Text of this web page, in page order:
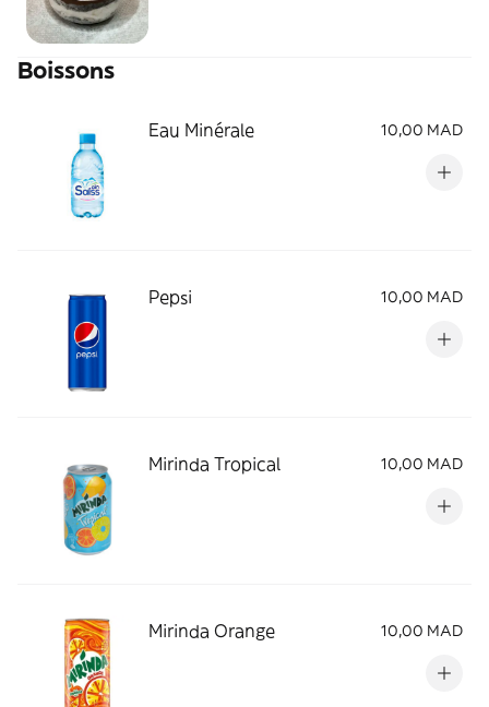
Boissons
Eau Minérale 10,00 MAD
Pepsi 10,00 MAD
Mirinda Tropical 10,00 MAD
Mirinda Orange 10,00 MAD